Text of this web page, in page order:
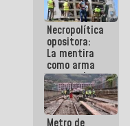
manejo de
escombros
en La Guaira
Necropolítica
opositora:
La mentira
como arma
contra el
Pueblo